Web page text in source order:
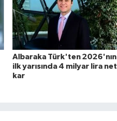
Albaraka Türk'ten 2026'nın
ilk yarısında 4 milyar lira net
kar